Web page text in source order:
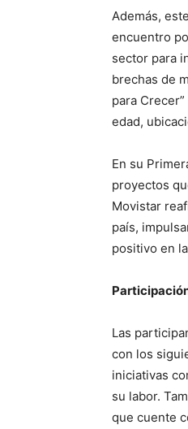
Además,
encuentro
sector para
brechas de
para
edad,
En su
proyectos
Movistar
país,
positivo en
Las
con los
iniciativas
su labor.
que cuente